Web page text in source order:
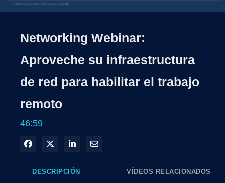
Networking Webinar:
Aproveche su infraestructura
de red para habilitar el trabajo
remoto
46:59
Compartir en Facebook
Compartir en X
Compartir en LinkedIn
Compartir por correo electrónico
DESCRIPCIÓN VÍDEOS RELACIONADOS